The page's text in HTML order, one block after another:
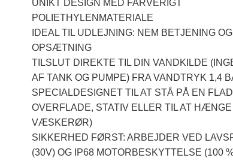
UNIKT DESIGN MED FARVERIGT
POLIETHYLENMATERIALE
IDEAL TIL UDLEJNING: NEM BETJENING OG
OPSÆTNING
TILSLUT DIREKTE TIL DIN VANDKILDE
AF TANK OG PUMPE) FRA VANDTRYK 1,4
SPECIALDESIGNET TIL AT STÅ PÅ EN FLAD
OVERFLADE, STATIV ELLER TIL AT
VÆSKERØR)
SIKKERHED FØRST: ARBEJDER VED
(30V) OG IP68 MOTORBESKYTTELSE (100